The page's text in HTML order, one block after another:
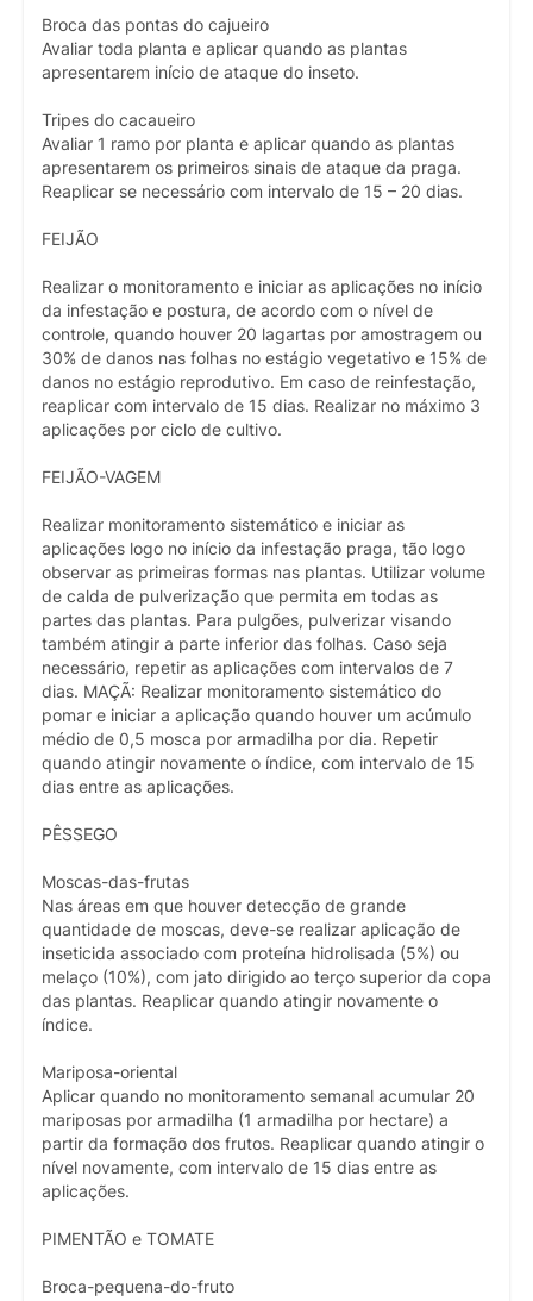
Broca das pontas do cajueiro
Avaliar toda planta e aplicar quando as plantas
apresentarem início de ataque do inseto.
Tripes do cacaueiro
Avaliar 1 ramo por planta e aplicar quando as plantas
apresentarem os primeiros sinais de ataque da praga.
Reaplicar se necessário com intervalo de 15 – 20 dias.
FEIJÃO
Realizar o monitoramento e iniciar as aplicações no início
da infestação e postura, de acordo com o nível de
controle, quando houver 20 lagartas por amostragem ou
30% de danos nas folhas no estágio vegetativo e 15% de
danos no estágio reprodutivo. Em caso de reinfestação,
reaplicar com intervalo de 15 dias. Realizar no máximo 3
aplicações por ciclo de cultivo.
FEIJÃO-VAGEM
Realizar monitoramento sistemático e iniciar as
aplicações logo no início da infestação praga, tão logo
observar as primeiras formas nas plantas. Utilizar volume
de calda de pulverização que permita em todas as
partes das plantas. Para pulgões, pulverizar visando
também atingir a parte inferior das folhas. Caso seja
necessário, repetir as aplicações com intervalos de 7
dias. MAÇÃ: Realizar monitoramento sistemático do
pomar e iniciar a aplicação quando houver um acúmulo
médio de 0,5 mosca por armadilha por dia. Repetir
quando atingir novamente o índice, com intervalo de 15
dias entre as aplicações.
PÊSSEGO
Moscas-das-frutas
Nas áreas em que houver detecção de grande
quantidade de moscas, deve-se realizar aplicação de
inseticida associado com proteína hidrolisada (5%) ou
melaço (10%), com jato dirigido ao terço superior da copa
das plantas. Reaplicar quando atingir novamente o
índice.
Mariposa-oriental
Aplicar quando no monitoramento semanal acumular 20
mariposas por armadilha (1 armadilha por hectare) a
partir da formação dos frutos. Reaplicar quando atingir o
nível novamente, com intervalo de 15 dias entre as
aplicações.
PIMENTÃO e TOMATE
Broca-pequena-do-fruto